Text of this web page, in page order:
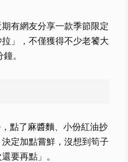
有網友分享一款季節限定
」，不僅獲得不少老饕大
。
點了麻醬麵、小份紅油抄
定加點嘗鮮，沒想到筍子
要再點」。